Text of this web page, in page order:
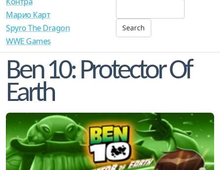
Марио Карт
Spyro The Dragon
WWE Games
Ben 10: Protector Of
Earth